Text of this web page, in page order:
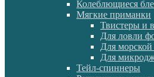
Колеблющиеся
Мягкие приманки
Твистеры и
Для ловли
Для морской
Для
Тейл-спиннеры